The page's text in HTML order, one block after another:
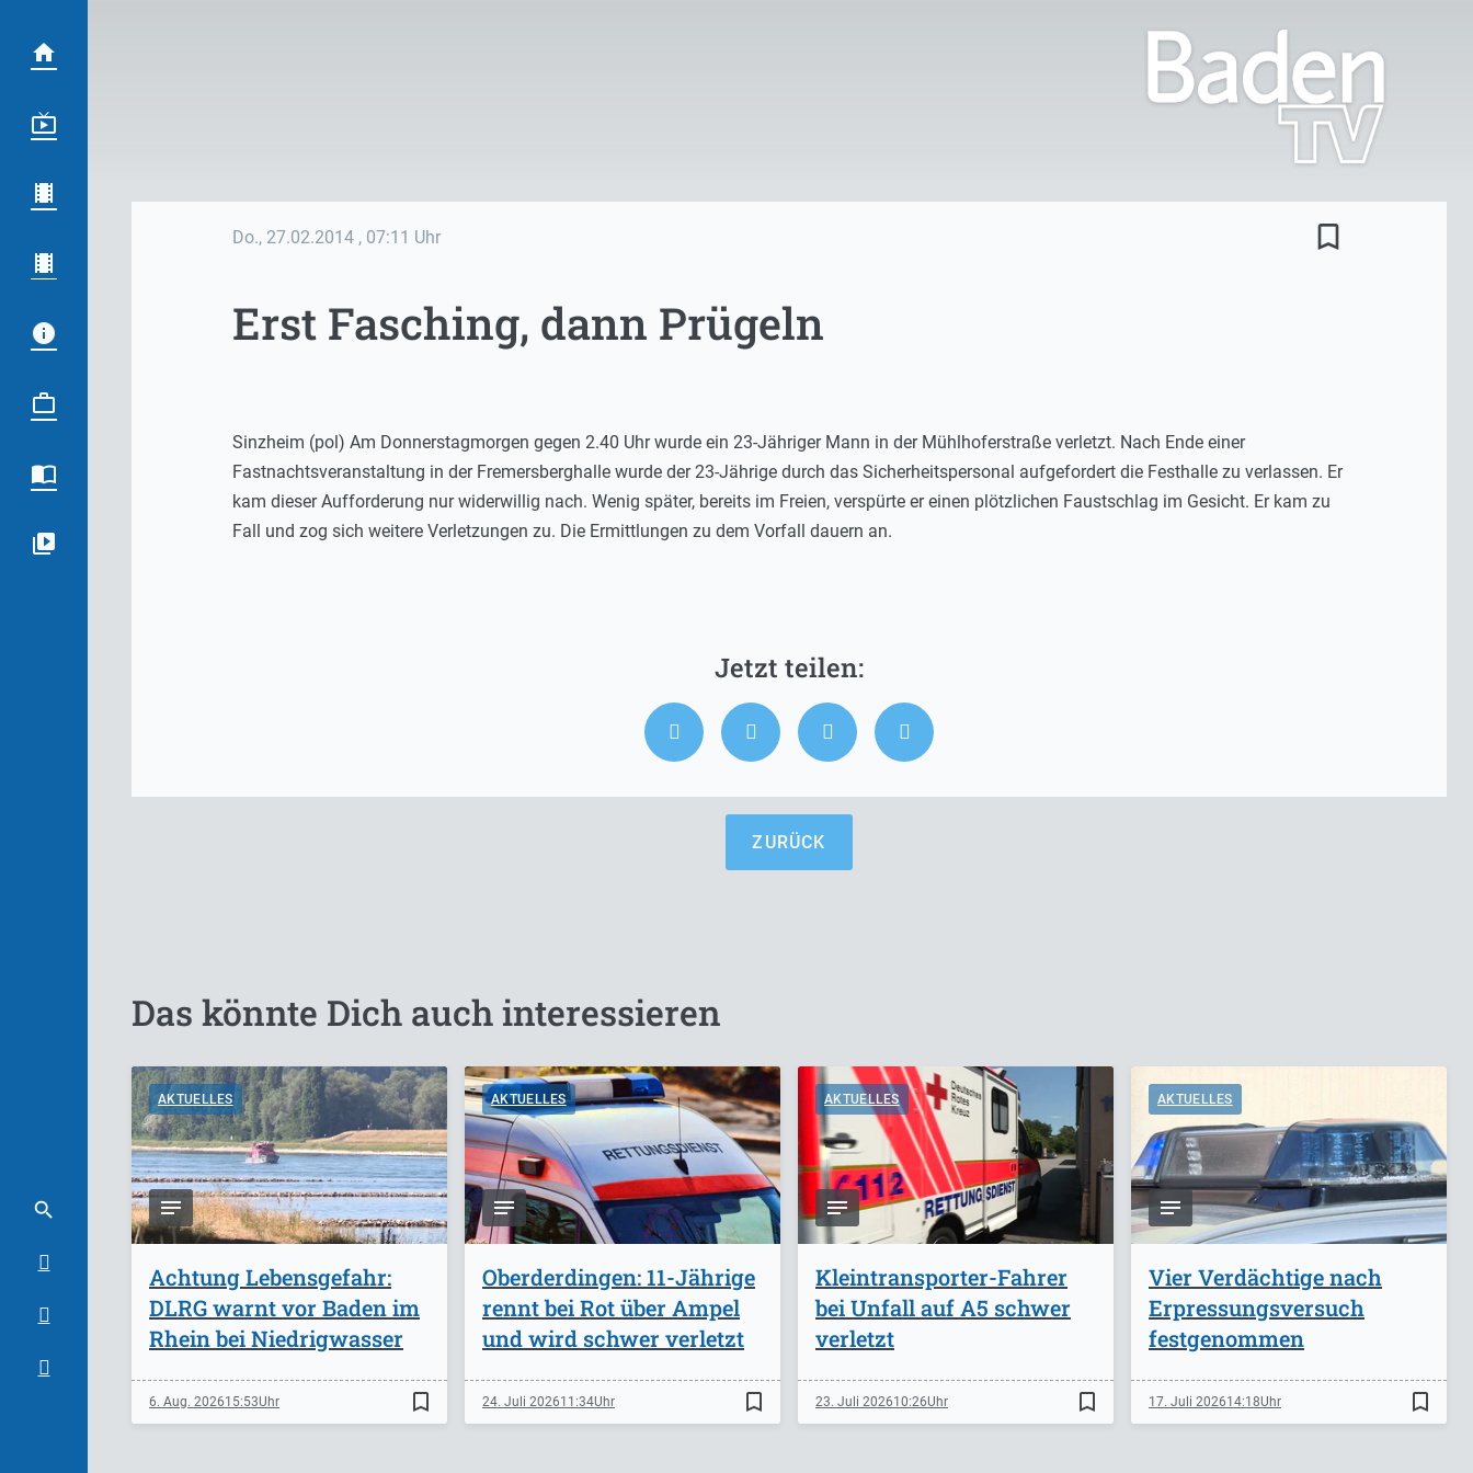
Do., 27.02.2014 , 07:11 Uhr bookmark_border
Erst Fasching, dann Prügeln
Sinzheim (pol) Am Donnerstagmorgen gegen 2.40 Uhr wurde ein 23-Jähriger Mann in der Mühlhoferstraße verletzt. Nach Ende einer
Fastnachtsveranstaltung in der Fremersberghalle wurde der 23-Jährige durch das Sicherheitspersonal aufgefordert die Festhalle zu verlassen. Er
kam dieser Aufforderung nur widerwillig nach. Wenig später, bereits im Freien, verspürte er einen plötzlichen Faustschlag im Gesicht. Er kam zu
Fall und zog sich weitere Verletzungen zu. Die Ermittlungen zu dem Vorfall dauern an.
ZURÜCK
Das könnte Dich auch interessieren
AKTUELLES
Achtung Lebensgefahr:
DLRG warnt vor Baden im
Rhein bei Niedrigwasser
6. Aug. 202615:53 bookmark_border
AKTUELLES
Oberderdingen: 11-Jährige
rennt bei Rot über Ampel
und wird schwer verletzt
24. Juli 202611:34 bookmark_border
AKTUELLES
Kleintransporter-Fahrer
bei Unfall auf A5 schwer
verletzt
23. Juli 202610:26 bookmark_border
AKTUELLES
Vier Verdächtige nach
Erpressungsversuch
festgenommen
17. Juli 202614:18 bookmark_border